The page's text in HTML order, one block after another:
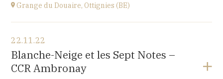
Grange du Douaire, Ottignies (BE)
Grange du Douaire, Ottignies (BE)
Espace du Coeur de Ville 2, 1340 Ottignies,
BELGIQUE
22.11.22
Blanche-Neige et les Sept Notes –
CCR Ambronay